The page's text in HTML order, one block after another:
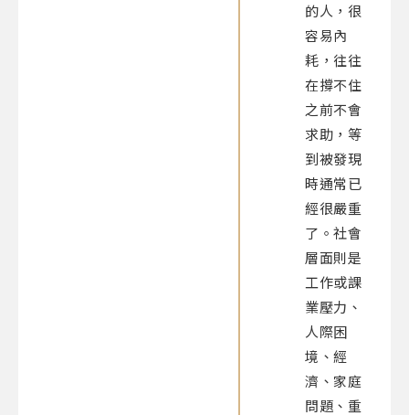
的人，很
容易內
耗，往往
在撐不住
之前不會
求助，等
到被發現
時通常已
經很嚴重
了。社會
層面則是
工作或課
業壓力、
人際困
境、經
濟、家庭
問題、重